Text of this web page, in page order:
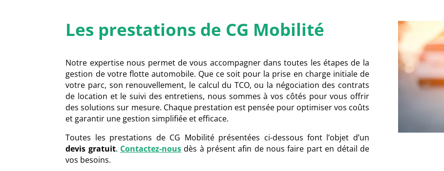
Les prestations de CG Mobilité
Notre expertise nous permet de vous accompagner dans toutes les étapes de la
gestion de votre flotte automobile. Que ce soit pour la prise en charge initiale de
votre parc, son renouvellement, le calcul du TCO, ou la négociation des contrats
de location et le suivi des entretiens, nous sommes à vos côtés pour vous offrir
des solutions sur mesure. Chaque prestation est pensée pour optimiser vos coûts
et garantir une gestion simplifiée et efficace.
Toutes les prestations de CG Mobilité présentées ci-dessous font l’objet d’un
devis gratuit. Contactez-nous dès à présent afin de nous faire part en détail de
vos besoins.